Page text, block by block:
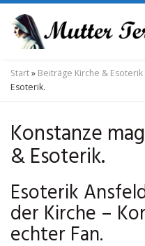
Skip
main
content
Start» Beiträge Kirche & Esoterik
Esoterik.
Konstanze
& Esoterik.
Esoterik
der Kirche –
echter Fan.